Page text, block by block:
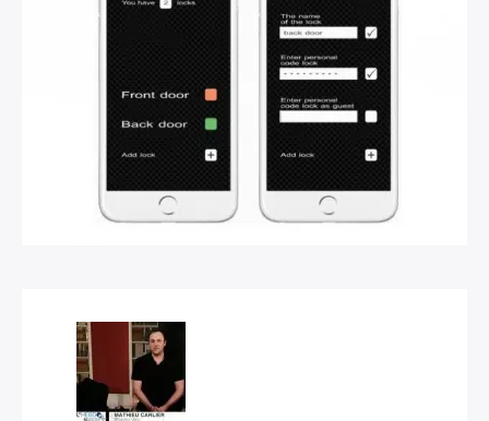
Rechercher
: